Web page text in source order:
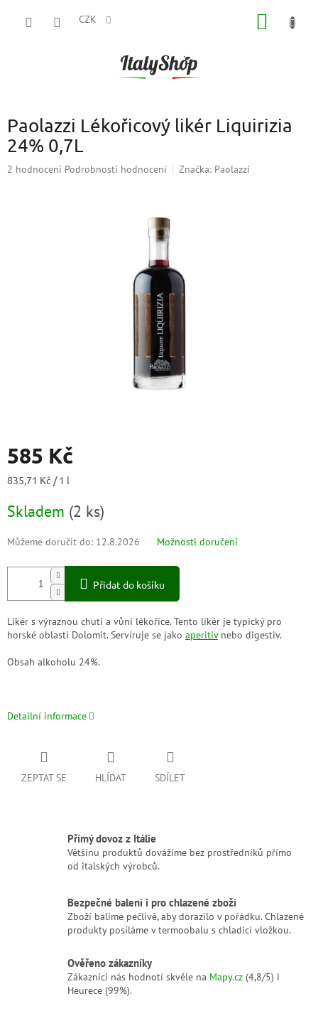
CZK
Paolazzi Lékořicový likér Liquirizia
24% 0,7L
Průměrné
2 hodnocení Podrobnosti hodnocení Značka: Paolazzi
585 Kč
Měrná
835,71 Kč / 1 l
Skladem (2 ks)
Můžeme doručit do: 12.8.2026 Možnosti doručení
Přidat do košíku
Likér s výraznou chutí a vůní lékořice. Tento likér je typický pro
horské oblasti Dolomit. Servíruje se jako aperitivnebo digestiv.
Obsah alkoholu 24%.
Detailní informace
ZEPTAT SE HLÍDAT SDÍLET
Přímý dovoz z Itálie
Většinu produktů dovážíme bez prostředníků přímo
od italských výrobců.
Bezpečné balení i pro chlazené zboží
Zboží balíme pečlivě, aby dorazilo v pořádku. Chlazené
produkty posíláme v termoobalu s chladicí vložkou.
Ověřeno zákazníky
Zákazníci nás hodnotí skvěle na Mapy.cz (4,8/5) i
Heurece (99%).